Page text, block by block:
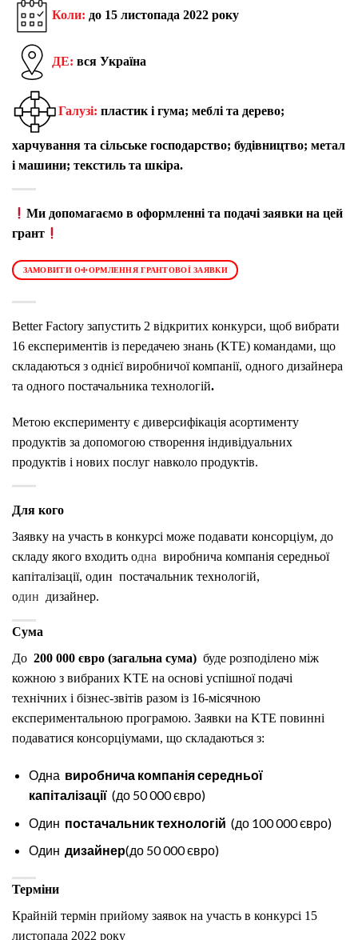
Коли: до 15 листопада 2022 року
ДЕ: вся Україна
Галузі: пластик і гума; меблі та дерево;
харчування та сільське господарство; будівництво; метал
і машини; текстиль та шкіра.
Ми допомагаємо в оформленні та подачі заявки на цей
грант
ЗАМОВИТИ ОФОРМЛЕННЯ ГРАНТОВОЇ ЗАЯВКИ
Better Factory запустить 2 відкритих конкурси, щоб вибрати
16 експериментів із передачею знань (KTE) командами, що
складаються з однієї виробничої компанії, одного дизайнера
та одного постачальника технологій.
Метою експерименту є диверсифікація асортименту
продуктів за допомогою створення індивідуальних
продуктів і нових послуг навколо продуктів.
Для кого
Заявку на участь в конкурсі може подавати консорціум, до
складу якого входить одна виробнича компанія середньої
капіталізації, один постачальник технологій,
один дизайнер.
Сума
До 200 000 євро (загальна сума) буде розподілено між
кожною з вибраних KTE на основі успішної подачі
технічних і бізнес-звітів разом із 16-місячною
експериментальною програмою. Заявки на KTE повинні
подаватися консорціумами, що складаються з:
Одна виробнича компанія середньої
капіталізації (до 50 000 євро)
Один постачальник технологій (до 100 000 євро)
Один дизайнер(до 50 000 євро)
Терміни
Крайній термін прийому заявок на участь в конкурсі 15
листопада 2022 року